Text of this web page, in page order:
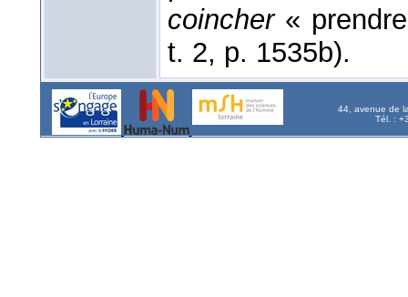
coincher«
t. 2, p. 1535b).
44, avenue de
Tél. :